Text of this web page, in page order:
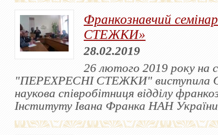
Франкознавчий
СТЕЖКИ»
28.02.2019
26 лютого 2019 року на
"ПЕРЕХРЕСНІ СТЕЖКИ" виступила
наукова співробітниця відділу
Інституту Івана Франка НАН